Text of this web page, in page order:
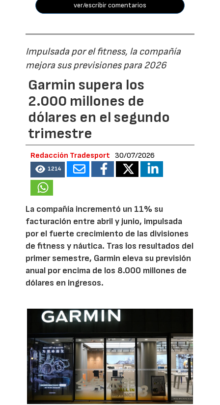
ver/escribir comentarios
Impulsada por el fitness, la compañía
mejora sus previsiones para 2026
Garmin supera los
2.000 millones de
dólares en el segundo
trimestre
Redacción Tradesport 30/07/2026
1214
La compañía incrementó un 11% su
facturación entre abril y junio, impulsada
por el fuerte crecimiento de las divisiones
de fitness y náutica. Tras los resultados del
primer semestre, Garmin eleva su previsión
anual por encima de los 8.000 millones de
dólares en ingresos.